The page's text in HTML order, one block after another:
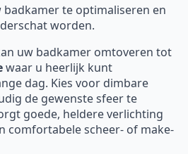
te optimaliseren en
worden.
uw badkamer omtoveren tot
waar u heerlijk kunt
dag. Kies voor dimbare
de gewenste sfeer te
goede, heldere verlichting
comfortabele scheer- of make-